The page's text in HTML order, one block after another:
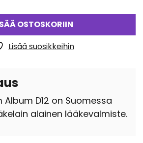
OSTOSKORIIN
Lisää suosikkeihin
Album D12 on Suomessa
alainen lääkevalmiste.